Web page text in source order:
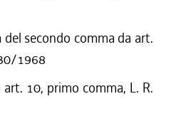
secondo comma da art.
1968
10, primo comma, L. R.